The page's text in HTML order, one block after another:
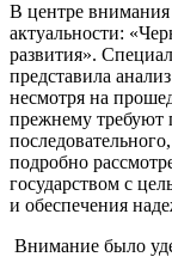
В центре внимания
актуальности:
развития».
представила
несмотря на
прежнему требуют
подробно
государством с
и обеспечения
Внимание было